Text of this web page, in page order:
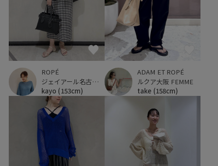
ROPÉ
ジェイアール名古屋タカシマヤ
kayo (153cm)
ADAM ET ROPÉ
ルクア大阪 FEMME
take (158cm)